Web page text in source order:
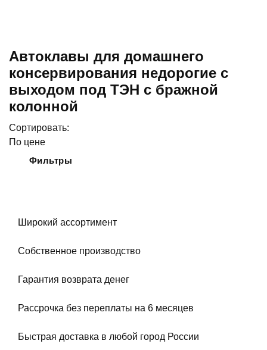
Автоклавы для домашнего
консервирования недорогие с
выходом под ТЭН с бражной
колонной
Сортировать:
По цене
Фильтры
Широкий ассортимент
Собственное производство
Гарантия возврата денег
Рассрочка без переплаты на 6 месяцев
Быстрая доставка в любой город России